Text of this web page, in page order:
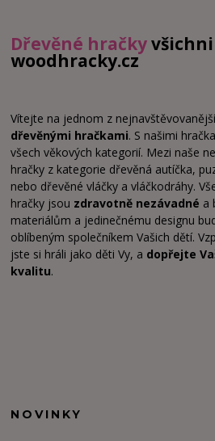
Dřevěné hračky
woodhracky.cz
Vítejte na jednom z
dřevěnými hračkami. S našimi
všech věkových kategorií. Mezi naše
hračky z kategorie dřevěná autíčka,
nebo dřevěné vláčky a vláčkodráhy.
hračky jsou zdravotně nezávadné a
materiálům a jedinečnému designu
oblíbeným společníkem Vašich dětí.
jste si hráli jako děti Vy, a dopřejte
kvalitu.
NOVINKY